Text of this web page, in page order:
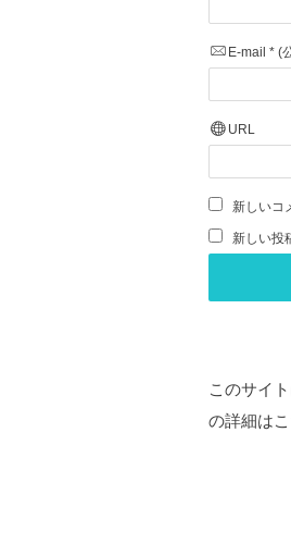
E-mail * (
URL
新しいコ
新しい投
このサイ
の詳細は